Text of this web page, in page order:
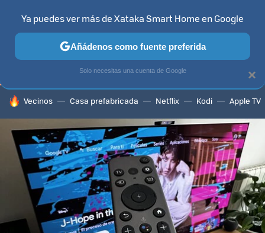
TELEVISORES CONTENIDOS SMART TV SELECCIÓN
HOY SE HABLA DE
Vecinos Casa prefabricada Netflix Kodi Apple TV
×
Ya puedes ver más de Xataka Smart Home en Google
Añádenos como fuente preferida
Solo necesitas una cuenta de Google